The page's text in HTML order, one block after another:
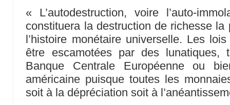
« L’autodestruction, voire l’auto-
constituera la destruction de richesse
l’histoire monétaire universelle. Les
être escamotées par des lunatiques,
Banque Centrale Européenne ou
américaine puisque toutes les
soit à la dépréciation soit à